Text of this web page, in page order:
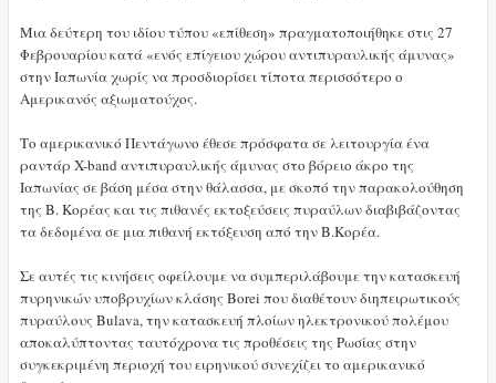
Μια δεύτερη του ιδίου τύπου «επίθεση» πραγματοποιήθηκε στις 27
Φεβρουαρίου κατά «ενός επίγειου χώρου αντιπυραυλικής άμυνας»
στην Ιαπωνία χωρίς να προσδιορίσει τίποτα περισσότερο ο
Αμερικανός αξιωματούχος.
Το αμερικανικό Πεντάγωνο έθεσε πρόσφατα σε λειτουργία ένα
ραντάρ X-band αντιπυραυλικής άμυνας στο βόρειο άκρο της
Ιαπωνίας σε βάση μέσα στην θάλασσα, με σκοπό την παρακολούθηση
της Β. Κορέας και τις πιθανές εκτοξεύσεις πυραύλων διαβιβάζοντας
τα δεδομένα σε μια πιθανή εκτόξευση από την Β.Κορέα.
Σε αυτές τις κινήσεις οφείλουμε να συμπεριλάβουμε την κατασκευή
πυρηνικών υποβρυχίων κλάσης Borei που διαθέτουν διηπειρωτικούς
πυραύλους Bulava, την κατασκευή πλοίων ηλεκτρονικού πολέμου
αποκαλύπτοντας ταυτόχρονα τις προθέσεις της Ρωσίας στην
συγκεκριμένη περιοχή του ειρηνικού συνεχίζει το αμερικανικό